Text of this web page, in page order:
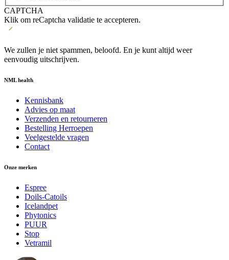
CAPTCHA
Klik om reCaptcha validatie te accepteren.
We zullen je niet spammen, beloofd. En je kunt altijd weer
eenvoudig uitschrijven.
NML health
Kennisbank
Advies op maat
Verzenden en retourneren
Bestelling Herroepen
Veelgestelde vragen
Contact
Onze merken
Espree
Doils-Catoils
Icelandpet
Phytonics
PUUR
Stop
Vetramil